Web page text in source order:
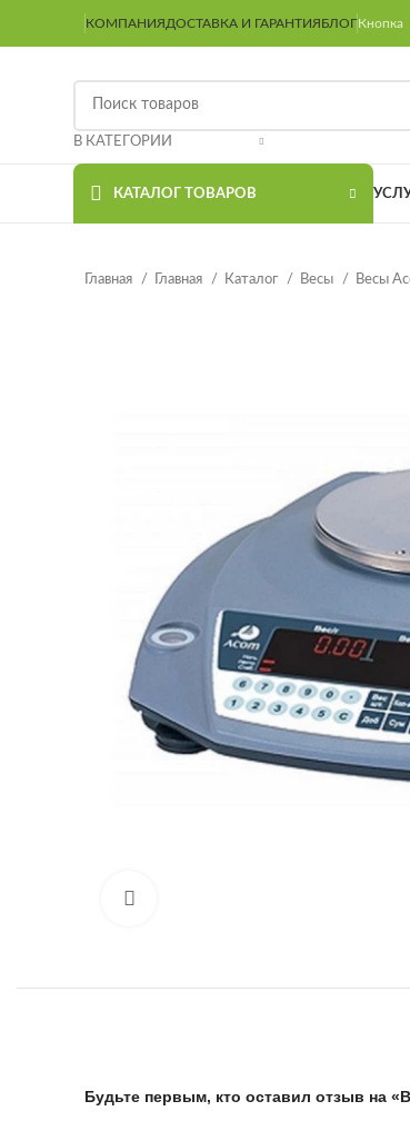
КОМПАНИЯДОСТАВКА И ГАРАНТИЯБЛОГКнопка
В КАТЕГОРИИ
КАТАЛОГ ТОВАРОВ
Главная Главная Каталог Весы Весы
Будьте первым, кто оставил отзыв на